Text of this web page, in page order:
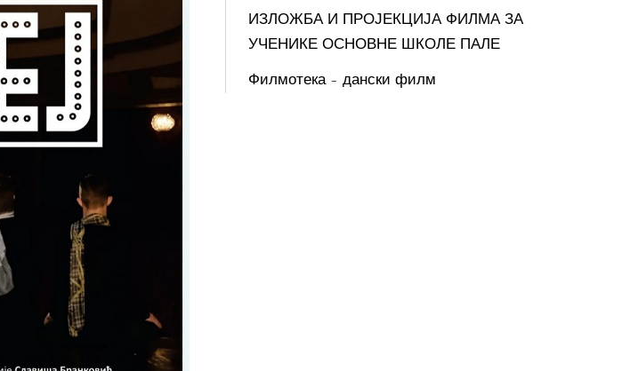
ИЗЛОЖБА И ПРОЈЕКЦИЈА ФИЛМА ЗА
УЧЕНИКЕ ОСНОВНЕ ШКОЛЕ ПАЛЕ
Филмотека – дански филм